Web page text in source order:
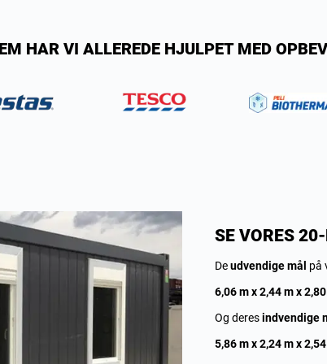
HAR VI ALLEREDE HJULPET MED
SE VORES
Deudvendigemål på
6,06 m x 2,44 m x
Og deresindvendige
5,86 m x 2,24 m x